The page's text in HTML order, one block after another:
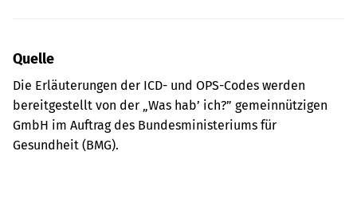
Quelle
Die Erläuterungen der ICD- und OPS-Codes werden
bereitgestellt von der „Was hab’ ich?” gemeinnützigen
GmbH im Auftrag des Bundesministeriums für
Gesundheit (BMG).